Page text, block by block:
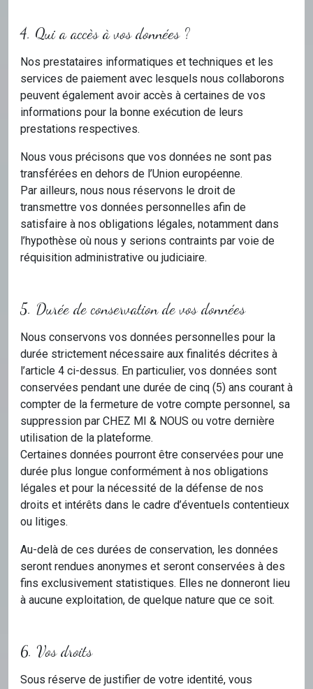
4. Qui a accès à vos données ?
Nos prestataires informatiques et techniques et les
services de paiement avec lesquels nous collaborons
peuvent également avoir accès à certaines de vos
informations pour la bonne exécution de leurs
prestations respectives.
Nous vous précisons que vos données ne sont pas
transférées en dehors de l’Union européenne.
Par ailleurs, nous nous réservons le droit de
transmettre vos données personnelles afin de
satisfaire à nos obligations légales, notamment dans
l’hypothèse où nous y serions contraints par voie de
réquisition administrative ou judiciaire.
5. Durée de conservation de vos données
Nous conservons vos données personnelles pour la
durée strictement nécessaire aux finalités décrites à
l’article 4 ci-dessus. En particulier, vos données sont
conservées pendant une durée de cinq (5) ans courant à
compter de la fermeture de votre compte personnel, sa
suppression par CHEZ MI & NOUS ou votre dernière
utilisation de la plateforme.
Certaines données pourront être conservées pour une
durée plus longue conformément à nos obligations
légales et pour la nécessité de la défense de nos
droits et intérêts dans le cadre d’éventuels contentieux
ou litiges.
Au-delà de ces durées de conservation, les données
seront rendues anonymes et seront conservées à des
fins exclusivement statistiques. Elles ne donneront lieu
à aucune exploitation, de quelque nature que ce soit.
6. Vos droits
Sous réserve de justifier de votre identité, vous